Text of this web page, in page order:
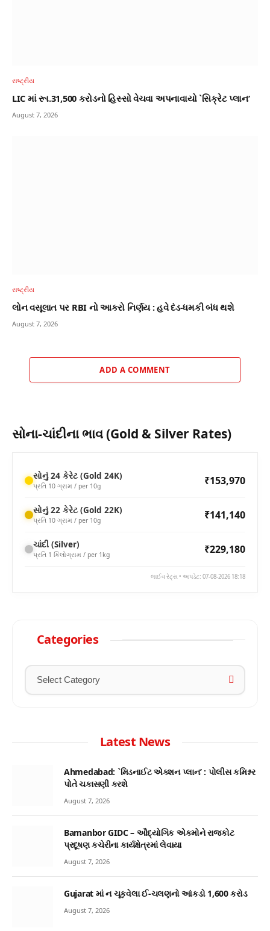
રાષ્ટ્રીય
LIC માં રૂા.31,500 કરોડનો હિસ્સો વેચવા અપનાવાયો `સિક્રેટ પ્લાન’
August 7, 2026
રાષ્ટ્રીય
લોન વસૂલાત પર RBI નો આકરો નિર્ણય : હવે દંડ-ધમકી બંધ થશે
August 7, 2026
ADD A COMMENT
સોના-ચાંદીના ભાવ (Gold & Silver Rates)
સોનું 24 કેરેટ (Gold 24K)
પ્રતિ 10 ગ્રામ / per 10g ₹153,970
સોનું 22 કેરેટ (Gold 22K)
પ્રતિ 10 ગ્રામ / per 10g ₹141,140
ચાંદી (Silver)
પ્રતિ 1 કિલોગ્રામ / per 1kg ₹229,180
લાઈવ રેટ્સ • અપડેટ: 07-08-2026 18:18
Categories
Latest News
Ahmedabad: `મિડનાઈટ એક્શન પ્લાન’ : પોલીસ કમિશ્નર
પોતે ચકાસણી કરશે
August 7, 2026
Bamanbor GIDC – ઔદ્યોગિક એકમોને રાજકોટ
પ્રદૂષણ કચેરીના કાર્યક્ષેત્રમાં લેવાયા
August 7, 2026
Gujarat માં ન ચૂકવેલા ઈ-ચલણનો આંકડો 1,600 કરોડ
August 7, 2026